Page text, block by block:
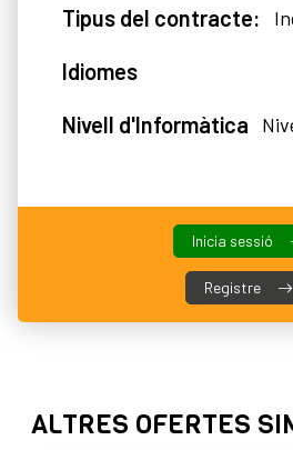
Tipus del contracte:
Idiomes
Nivell d'Informàtica
Inicia sessió
Registre
ALTRES OFERTES